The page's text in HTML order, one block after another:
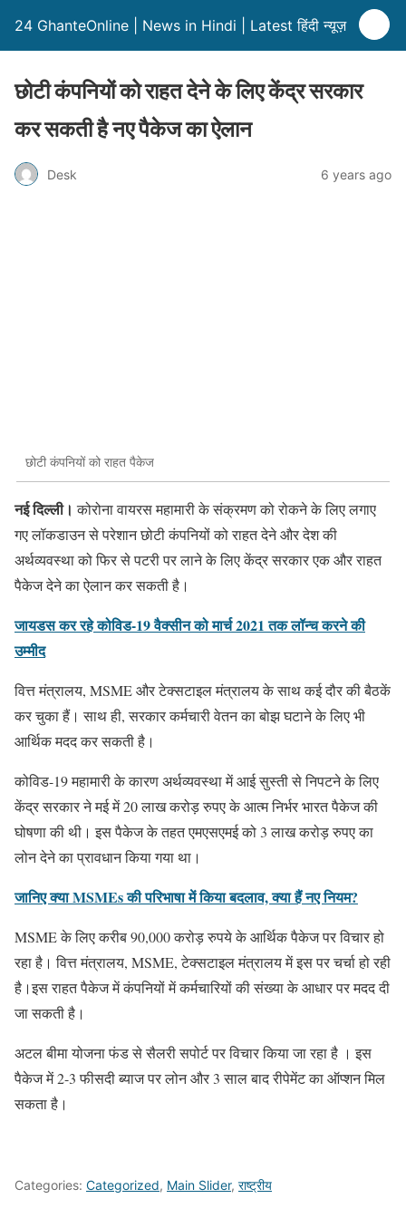
24 GhanteOnline | News in Hindi | Latest हिंदी न्यूज़
छोटी कंपनियों को राहत देने के लिए केंद्र सरकार
कर सकती है नए पैकेज का ऐलान
Desk 6 years ago
छोटी कंपनियों को राहत पैकेज
नई दिल्ली।कोरोना वायरस महामारी के संक्रमण को रोकने के लिए लगाए
गए लॉकडाउन से परेशान छोटी कंपनियों को राहत देने और देश की
अर्थव्यवस्था को फिर से पटरी पर लाने के लिए केंद्र सरकार एक और राहत
पैकेज देने का ऐलान कर सकती है।
जायडस कर रहे कोविड-19 वैक्सीन को मार्च 2021 तक लॉन्च करने की
उम्मीद
वित्त मंत्रालय, MSME और टेक्सटाइल मंत्रालय के साथ कई दौर की बैठकें
कर चुका हैं। साथ ही, सरकार कर्मचारी वेतन का बोझ घटाने के लिए भी
आर्थिक मदद कर सकती है।
कोविड-19 महामारी के कारण अर्थव्यवस्था में आई सुस्ती से निपटने के लिए
केंद्र सरकार ने मई में 20 लाख करोड़ रुपए के आत्म निर्भर भारत पैकेज की
घोषणा की थी। इस पैकेज के तहत एमएसएमई को 3 लाख करोड़ रुपए का
लोन देने का प्रावधान किया गया था।
जानिए क्या MSMEs की परिभाषा में किया बदलाव, क्या हैं नए नियम?
MSME के लिए करीब 90,000 करोड़ रुपये के आर्थिक पैकेज पर विचार हो
रहा है। वित्त मंत्रालय, MSME, टेक्सटाइल मंत्रालय में इस पर चर्चा हो रही
है।इस राहत पैकेज में कंपनियों में कर्मचारियों की संख्या के आधार पर मदद दी
जा सकती है।
अटल बीमा योजना फंड से सैलरी सपोर्ट पर विचार किया जा रहा है । इस
पैकेज में 2-3 फीसदी ब्याज पर लोन और 3 साल बाद रीपेमेंट का ऑप्शन मिल
सकता है।
Categories: Categorized, Main Slider, राष्ट्रीय